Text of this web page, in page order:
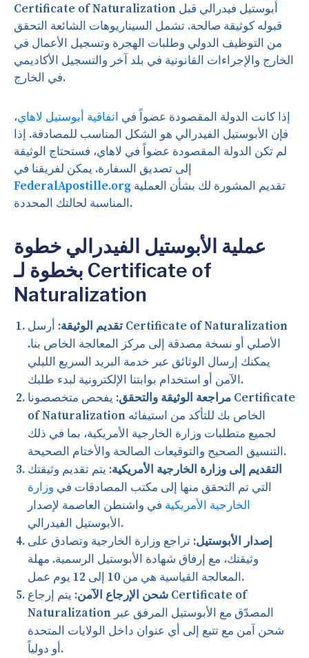
Certificate of Naturalization أبوستيل فيدرالي قبل
قبوله كوثيقة صالحة. تشمل السيناريوهات الشائعة التحقق
من التوظيف الدولي وطلبات الهجرة وتسجيل الأعمال في
الخارج والإجراءات القانونية في بلد آخر والتسجيل الأكاديمي
في الخارج.
إذا كانت الدولة المقصودة عضواً في اتفاقية أبوستيل لاهاي،
فإن الأبوستيل الفيدرالي هو الشكل المناسب للمصادقة. إذا
لم تكن الدولة المقصودة عضواً في لاهاي، فستحتاج الوثيقة
إلى تصديق السفارة. يمكن لفريقنا في
FederalApostille.org
المناسبة لحالتك المحددة.
عملية الأبوستيل الفيدرالي خطوة
بخطوة لـ Certificate of
Naturalization
تقديم الوثيقة: أرسل Certificate of Naturalization
الأصلي أو نسخة مصدقة إلى مركز المعالجة الخاص بنا.
يمكنك إرسال الوثائق عبر خدمة البريد السريع الليلي
الآمن أو استخدام بوابتنا الإلكترونية لبدء طلبك.
مراجعة الوثيقة والتحقق: يفحص متخصصونا Certificate
of Naturalization الخاص بك للتأكد من استيفائه
لجميع متطلبات وزارة الخارجية الأمريكية، بما في ذلك
التنسيق الصحيح والتوقيعات الصالحة والأختام الصحيحة.
التقديم إلى وزارة الخارجية الأمريكية: يتم تقديم وثيقتك
التي تم التحقق منها إلى مكتب المصادقات في وزارة
الخارجية الأمريكية في واشنطن العاصمة لإصدار
الأبوستيل الفيدرالي.
إصدار الأبوستيل: تراجع وزارة الخارجية وتصادق على
وثيقتك، مع إرفاق شهادة الأبوستيل الرسمية. مهلة
المعالجة القياسية هي من 10 إلى 12 يوم عمل.
شحن الإرجاع الآمن: يتم إرجاع Certificate of
Naturalization المصدّق مع الأبوستيل المرفق عبر
شحن آمن مع تتبع إلى أي عنوان داخل الولايات المتحدة
أو دولياً.